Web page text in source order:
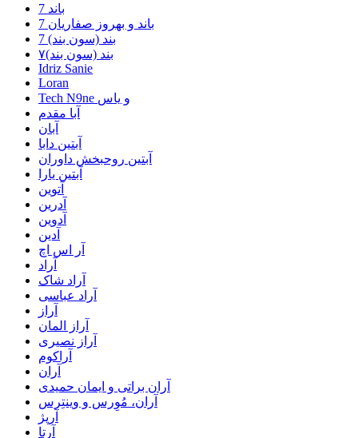
7 باند
7 باند و بهروز صفاریان
7 بند (سون بند)
۷بند (سون بند)
Idriz Sanie
Loran
Tech N9ne و یاس
آبا مقدم
آبان
آبتین دابا
آبتین روحبخش داوران
آبتین یارا
آتوین
آدرین
آدوین
آدین
آر اس اچ
آراد
آراد شاک
آراد عباسی
آراز
آراز المان
آراز نصیری
آراکوم
آران
آران براتی و ایمان حمیدی
آران، مُوِرس و وینتِرس
آرپژ
آرتا